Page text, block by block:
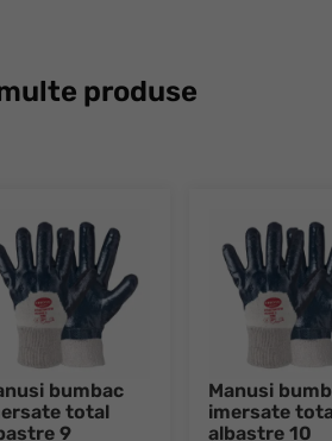
produse
bumbac
total
9
Manusi
imersate
albastre 10